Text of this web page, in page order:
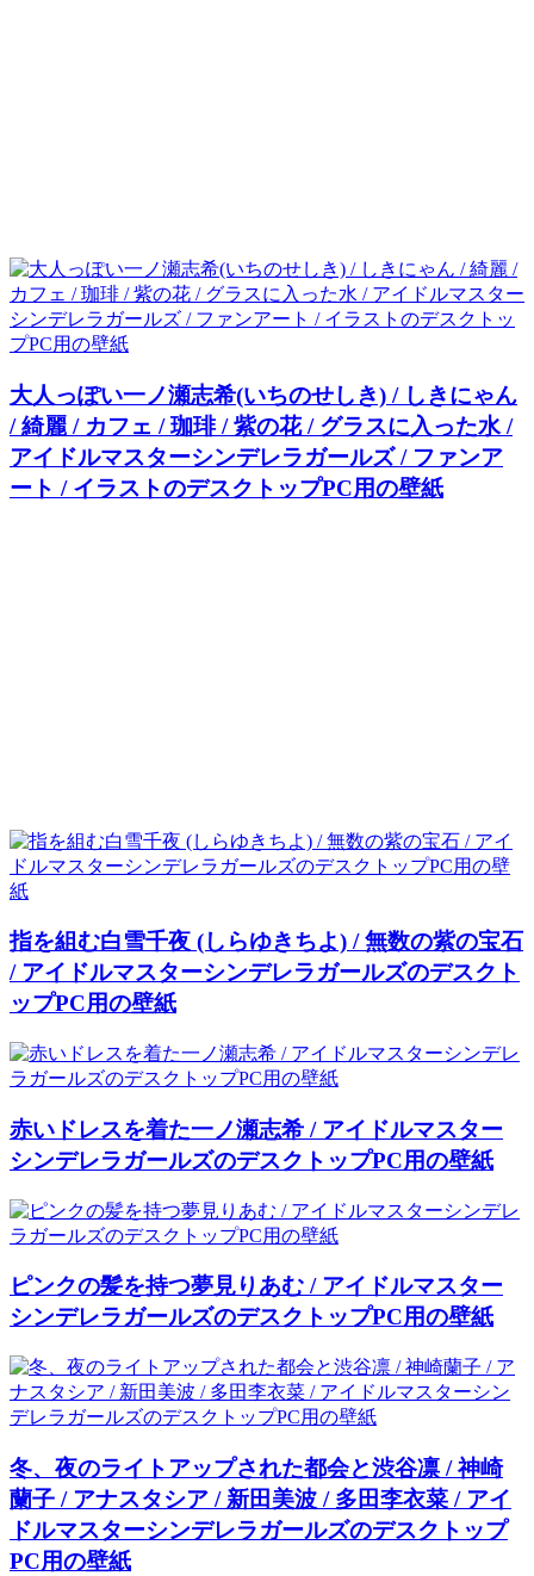
大人っぽい一ノ瀬志希(いちのせしき) / しきにゃん
/ 綺麗 / カフェ / 珈琲 / 紫の花 / グラスに入った水 /
アイドルマスターシンデレラガールズ / ファンア
ート / イラストのデスクトップPC用の壁紙
指を組む白雪千夜 (しらゆきちよ) / 無数の紫の宝石
/ アイドルマスターシンデレラガールズのデスクト
ップPC用の壁紙
赤いドレスを着た一ノ瀬志希 / アイドルマスター
シンデレラガールズのデスクトップPC用の壁紙
ピンクの髪を持つ夢見りあむ / アイドルマスター
シンデレラガールズのデスクトップPC用の壁紙
冬、夜のライトアップされた都会と渋谷凛 / 神崎
蘭子 / アナスタシア / 新田美波 / 多田李衣菜 / アイ
ドルマスターシンデレラガールズのデスクトップ
PC用の壁紙